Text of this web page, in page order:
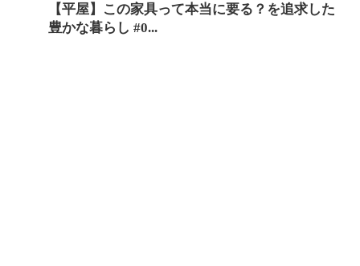
【平屋】この家具って本当に要る？を追求した
豊かな暮らし #0...